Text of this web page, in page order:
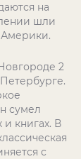
на
шли
Америки.
2
Петербурге.
сумел
и книгах. В
с